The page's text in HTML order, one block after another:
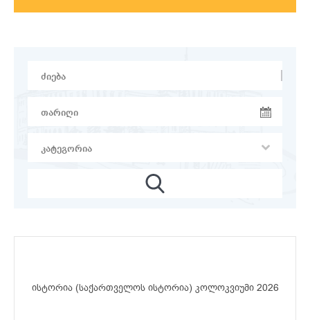
ისტორია (საქართველოს ისტორია) კოლოკვიუმი 2026